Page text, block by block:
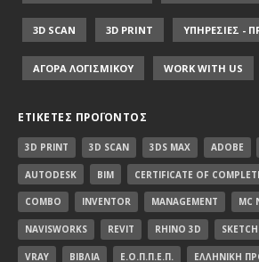
3D SCAN 3D PRINT ΥΠΗΡΕΣΙΕΣ -
ΑΓΟΡΑ ΛΟΓΙΣΜΙΚΟΥ WORK WITH US
ΕΤΙΚΈΤΕΣ ΠΡΟΪΌΝΤΟΣ
3D PRINT 3D SCAN 3DS MAX ADOBE
AUTODESK BIM CERTIFICATE OF
COMBO INVENTOR MANAGEMENT MC
NAVISWORKS REVIT RHINO 3D
VRAY ΒΙΒΛΊΑ Ε.Ο.Π.Π.Ε.Π. ΕΛΛΗΝΙΚΉ